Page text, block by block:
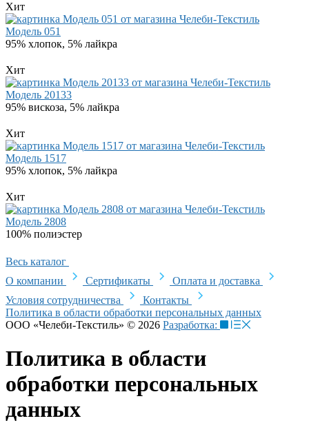
Хит
Модель 051
95% хлопок, 5% лайкра
Хит
Модель 20133
95% вискоза, 5% лайкра
Хит
Модель 1517
95% хлопок, 5% лайкра
Хит
Модель 2808
100% полиэстер
Весь каталог
О компании
Сертификаты
Оплата и доставка
Условия сотрудничества
Контакты
Политика в области обработки персональных данных
ООО «Челеби-Текстиль» © 2026 Разработка:
Политика в области
обработки персональных
данных